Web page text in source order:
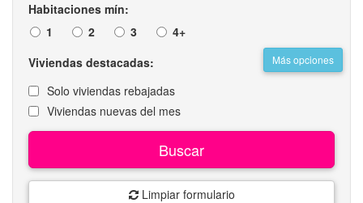
Habitaciones mín:
1
2 3 4+
Más opciones
Viviendas destacadas:
Solo viviendas rebajadas
Viviendas nuevas del mes
Buscar
Limpiar formulario